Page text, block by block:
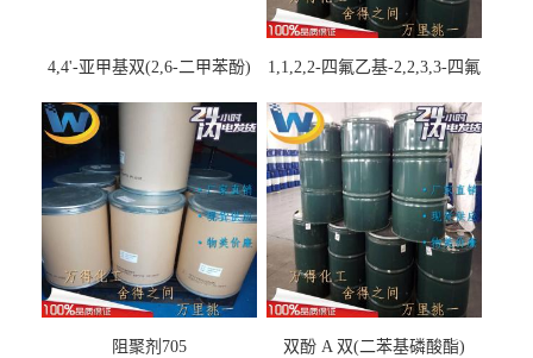
4,4'-亚甲基双(2,6-二甲苯酚)
1,1,2,2-四氟乙基-2,2,3,3-四氟
阻聚剂705 双酚 A 双(二苯基磷酸酯)